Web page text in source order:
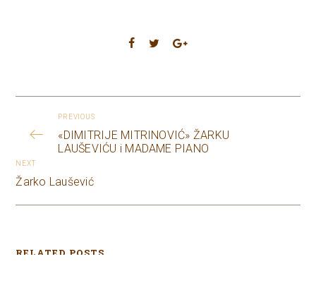
PREVIOUS
«DIMITRIJE MITRINOVIĆ» ŽARKU
LAUŠEVIĆU i MADAME PIANO
NEXT
Žarko Laušević
RELATED POSTS